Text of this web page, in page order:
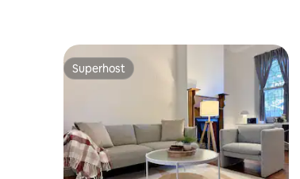
Superhost
Superhost